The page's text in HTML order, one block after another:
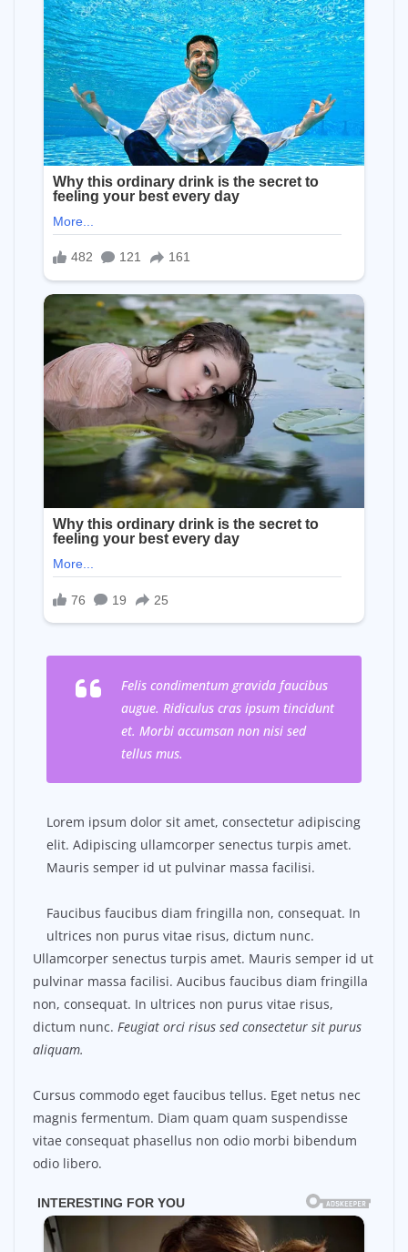
Felis condimentum gravida faucibus
augue. Ridiculus cras ipsum tincidunt
et. Morbi accumsan non nisi sed
tellus mus.
Lorem ipsum dolor sit amet, consectetur adipiscing
elit. Adipiscing ullamcorper senectus turpis amet.
Mauris semper id ut pulvinar massa facilisi.
Faucibus faucibus diam fringilla non, consequat. In
ultrices non purus vitae risus, dictum nunc.
Ullamcorper senectus turpis amet. Mauris semper id ut
pulvinar massa facilisi. Aucibus faucibus diam fringilla
non, consequat. In ultrices non purus vitae risus,
dictum nunc. Feugiat orci risus sed consectetur sit purus
aliquam.
Cursus commodo eget faucibus tellus. Eget netus nec
magnis fermentum. Diam quam quam suspendisse
vitae consequat phasellus non odio morbi bibendum
odio libero.